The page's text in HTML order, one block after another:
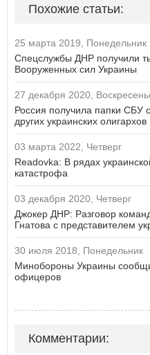
Похожие статьи:
25 марта 2019, Понедельник
Спецслужбы ДНР получили
Вооруженных сил Украины
27 декабря 2020,
Россия получила папки СБУ
других украинских олигархов
03 марта 2022, Четверг
Readovka: В рядах
катастрофа
03 декабря 2020, Четверг
Джокер ДНР: Разговор
Гнатова с представителем
30 июля 2018, Понедельник
Минобороны Украины
офицеров
Комментарии: